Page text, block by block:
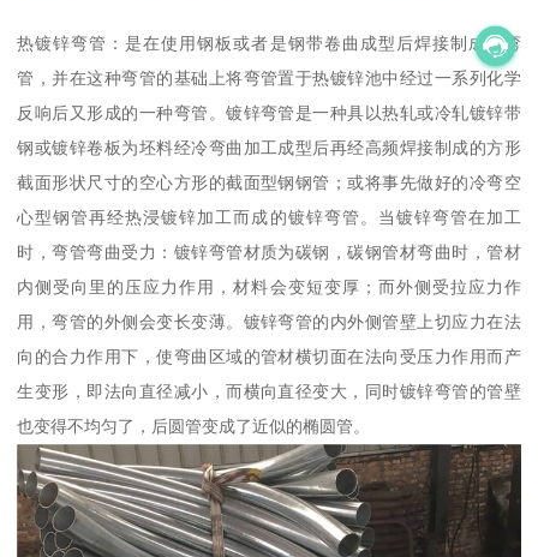
热镀锌弯管：是在使用钢板或者是钢带卷曲成型后焊接制成的弯
管，并在这种弯管的基础上将弯管置于热镀锌池中经过一系列化学
反响后又形成的一种弯管。镀锌弯管是一种具以热轧或冷轧镀锌带
钢或镀锌卷板为坯料经冷弯曲加工成型后再经高频焊接制成的方形
截面形状尺寸的空心方形的截面型钢钢管；或将事先做好的冷弯空
心型钢管再经热浸镀锌加工而成的镀锌弯管。当镀锌弯管在加工
时，弯管弯曲受力：镀锌弯管材质为碳钢，碳钢管材弯曲时，管材
内侧受向里的压应力作用，材料会变短变厚；而外侧受拉应力作
用，弯管的外侧会变长变薄。镀锌弯管的内外侧管壁上切应力在法
向的合力作用下，使弯曲区域的管材横切面在法向受压力作用而产
生变形，即法向直径减小，而横向直径变大，同时镀锌弯管的管壁
也变得不均匀了，后圆管变成了近似的椭圆管。